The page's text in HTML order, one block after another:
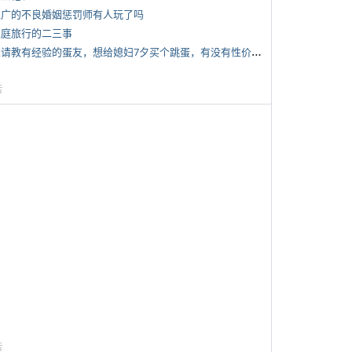
的不良婚姻惩罚师有人玩了吗
旅行的二三事
*
想请教有经验的蛋友，想给媳妇7夕买个跳蛋，有没有性价比高的推荐